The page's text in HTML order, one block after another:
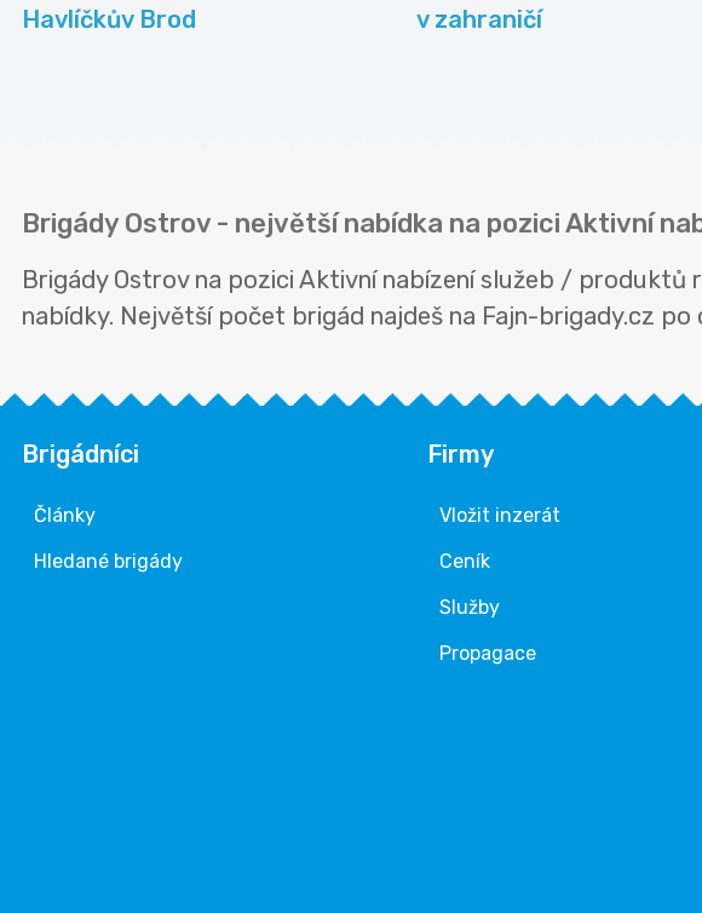
Havlíčkův Brod
v zahraničí
Brigády Ostrov - největší nabídka na pozici Aktivní
Brigády Ostrov na pozici Aktivní nabízení služeb /
nabídky. Největší počet brigád najdeš na Fajn-brigady.cz
Brigádníci
Články
Hledané brigády
Firmy
Vložit inzerát
Ceník
Služby
Propagace